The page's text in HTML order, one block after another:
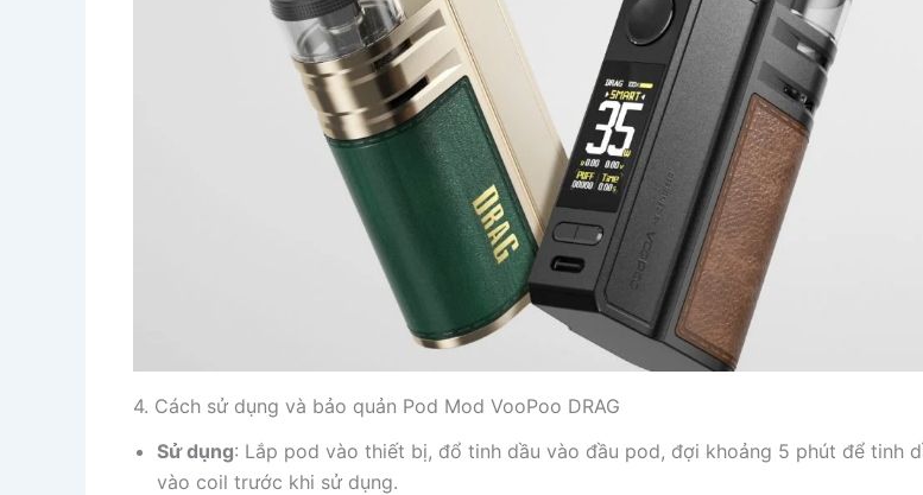
4. Cách sử dụng và bảo quản Pod Mod VooPoo DRAG
Sử dụng: Lắp pod vào thiết bị, đổ tinh dầu vào đầu pod, đợi khoảng 5 phút để tinh
vào coil trước khi sử dụng.